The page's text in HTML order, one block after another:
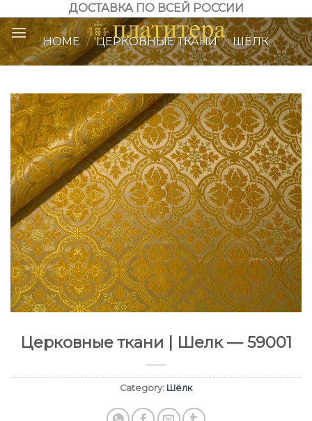
to
content
ДОСТАВКА ПО ВСЕЙ РОССИИ
HOME / ЦЕРКОВНЫЕ ТКАНИ / ШЁЛК
Церковные ткани | Шелк — 59001
Category: Шёлк